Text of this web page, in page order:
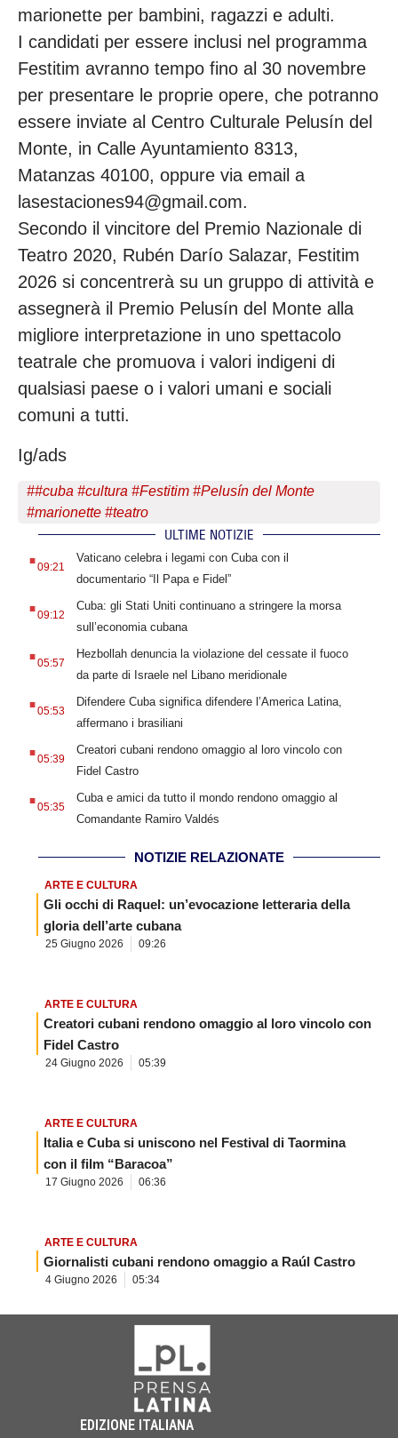
marionette per bambini, ragazzi e adulti.
I candidati per essere inclusi nel programma
Festitim avranno tempo fino al 30 novembre
per presentare le proprie opere, che potranno
essere inviate al Centro Culturale Pelusín del
Monte, in Calle Ayuntamiento 8313,
Matanzas 40100, oppure via email a
lasestaciones94@gmail.com.
Secondo il vincitore del Premio Nazionale di
Teatro 2020, Rubén Darío Salazar, Festitim
2026 si concentrerà su un gruppo di attività e
assegnerà il Premio Pelusín del Monte alla
migliore interpretazione in uno spettacolo
teatrale che promuova i valori indigeni di
qualsiasi paese o i valori umani e sociali
comuni a tutti.
Ig/ads
##cuba #cultura #Festitim #Pelusín del Monte
#marionette #teatro
ULTIME NOTIZIE
.09:21
Vaticano celebra i legami con Cuba con il
documentario “Il Papa e Fidel”
.09:12
Cuba: gli Stati Uniti continuano a stringere la morsa
sull’economia cubana
.05:57
Hezbollah denuncia la violazione del cessate il fuoco
da parte di Israele nel Libano meridionale
.05:53
Difendere Cuba significa difendere l’America Latina,
affermano i brasiliani
.05:39
Creatori cubani rendono omaggio al loro vincolo con
Fidel Castro
.05:35
Cuba e amici da tutto il mondo rendono omaggio al
Comandante Ramiro Valdés
NOTIZIE RELAZIONATE
ARTE E CULTURA
Gli occhi di Raquel: un’evocazione letteraria della
gloria dell’arte cubana
25 Giugno 2026 09:26
ARTE E CULTURA
Creatori cubani rendono omaggio al loro vincolo con
Fidel Castro
24 Giugno 2026 05:39
ARTE E CULTURA
Italia e Cuba si uniscono nel Festival di Taormina
con il film “Baracoa”
17 Giugno 2026 06:36
ARTE E CULTURA
Giornalisti cubani rendono omaggio a Raúl Castro
4 Giugno 2026 05:34
EDIZIONE ITALIANA